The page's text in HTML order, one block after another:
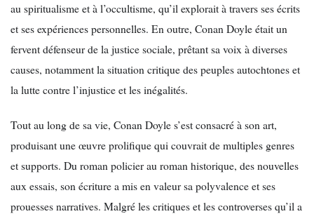
au spiritualisme et à l’occultisme, qu’il explorait à travers ses écrits
et ses expériences personnelles. En outre, Conan Doyle était un
fervent défenseur de la justice sociale, prêtant sa voix à diverses
causes, notamment la situation critique des peuples autochtones et
la lutte contre l’injustice et les inégalités.
Tout au long de sa vie, Conan Doyle s’est consacré à son art,
produisant une œuvre prolifique qui couvrait de multiples genres
et supports. Du roman policier au roman historique, des nouvelles
aux essais, son écriture a mis en valeur sa polyvalence et ses
prouesses narratives. Malgré les critiques et les controverses qu’il a